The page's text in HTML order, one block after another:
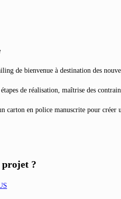
de bienvenue à destination des
de réalisation, maîtrise des
carton en police manuscrite pour créer
projet ?